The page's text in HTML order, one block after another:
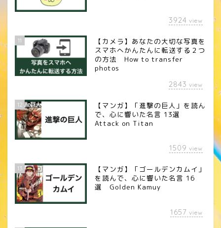
3924 view
11
【カメラ】あなたの大切な写真を
スマホへかんたんに転送する２つ
の方法 How to transfer
photos
2843 view
12
【マンガ】「進撃の巨人」を読ん
で、心に響いた名言 13選
Attack on Titan
1509 view
13
【マンガ】「ゴールデンカムイ」
を読んで、心に響いた名言 16
選 Golden Kamuy
1657 view